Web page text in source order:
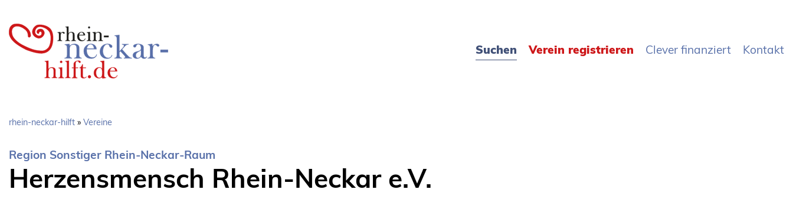
zum
Inhalt
Suchen Verein registrieren Clever finanziert Kontakt
Pfadnavigation
rhein-neckar-hilft Vereine
Region Sonstiger Rhein-Neckar-Raum
Herzensmensch Rhein-Neckar e.V.